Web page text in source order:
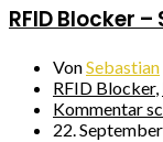
RFID Blocker
VonSebastian
RFID Blocker,
Kommentar
22.